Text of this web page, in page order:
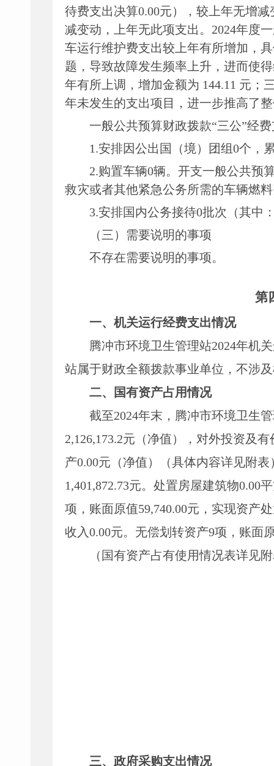
待费支出决算0.00元），较上年无增减
减变动 ， 上年无此项支出 。 2024年度
车运行维护费支出较上年有所增加，
题，导致故障发生频率上升，进而使
年有所上调，增加金额为 144.11 元；
年未发生的支出项目，进一步推高了
一般公共预算财政拨款“三公”经
1.安排因公出国（境）团组0个，
2.购置车辆0辆。开支一般公共预
救灾或者其他紧急公务所需的车辆燃
3.安排国内公务接待0批次（其中
（三）需要说明的事项
不存在需要说明的事项。
第
一、 机关运行经费支出情况
腾冲市环境卫生管理站2024年机
站属于财政全额拨款事业单位，不涉
二、
国有资产占用情况
截至2024年末， 腾冲市环境卫生
2,126,173.2元（净值），对外投资及有
产0.00元（净值）（具体内容详见附表
1 ,401 ,872.73元。处置房屋建筑物0.00
项，账面原值59,740.00元 ，实现资产
收入0.00元。 无偿划转资产9项，账面
（ 国有资产占有使用情况表详见
三、政府采购支出情况